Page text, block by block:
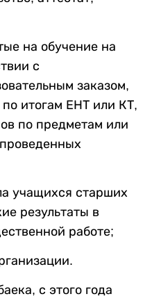
на обучение на
с
заказом,
итогам ЕНТ или КТ,
по предметам или
учащихся старших
результаты в
работе;
с этого года